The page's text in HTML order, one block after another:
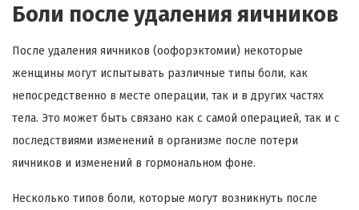
Боли после удаления яичников
После удаления яичников (оофорэктомии) некоторые
женщины могут испытывать различные типы боли, как
непосредственно в месте операции, так и в других частях
тела. Это может быть связано как с самой операцией, так и с
последствиями изменений в организме после потери
яичников и изменений в гормональном фоне.
Несколько типов боли, которые могут возникнуть после